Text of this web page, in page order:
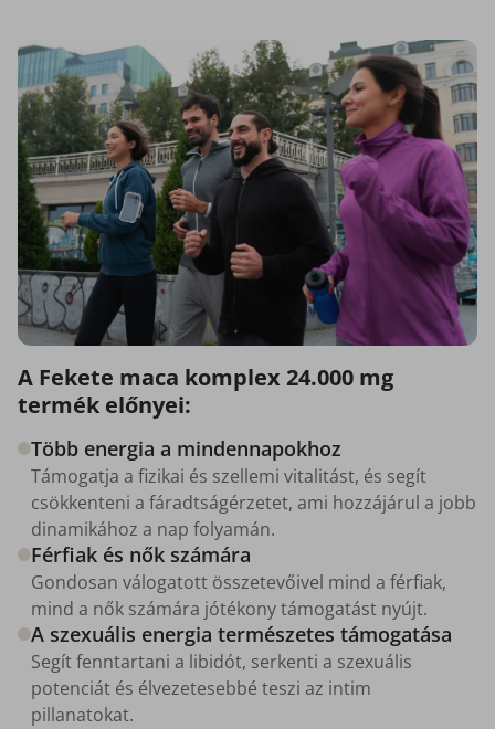
A Fekete maca komplex 24.000 mg
termék előnyei:
Több energia a mindennapokhoz
Támogatja a fizikai és szellemi vitalitást, és segít
csökkenteni a fáradtságérzetet, ami hozzájárul a jobb
dinamikához a nap folyamán.
Férfiak és nők számára
Gondosan válogatott összetevőivel mind a férfiak,
mind a nők számára jótékony támogatást nyújt.
A szexuális energia természetes támogatása
Segít fenntartani a libidót, serkenti a szexuális
potenciát és élvezetesebbé teszi az intim
pillanatokat.